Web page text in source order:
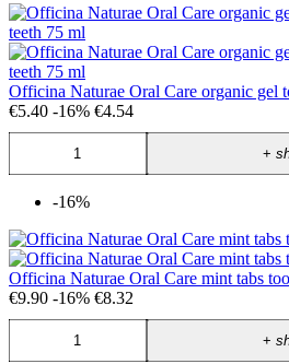
Officina Naturae Oral Care organic gel
€5.40 -16% €4.54
+
-16%
Officina Naturae Oral Care mint tabs
€9.90 -16% €8.32
+